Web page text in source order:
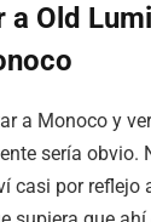
a Old
a Monoco y
sería obvio.
casi por reflejo